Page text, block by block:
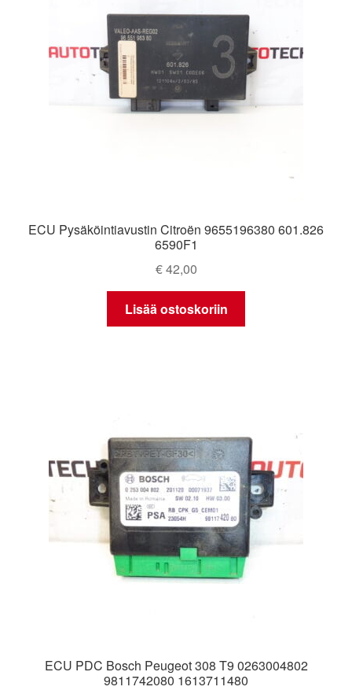
ECU Pysäköintiavustin Citroën 9655196380 601.826
6590F1
€42,00
Lisää ostoskoriin
ECU PDC Bosch Peugeot 308 T9 0263004802
9811742080 1613711480